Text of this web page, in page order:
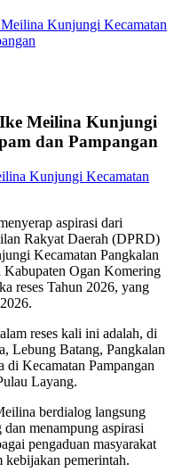
Kunjungi Kecamatan
Meilina Kunjungi
dan Pampangan
aspirasi dari
Rakyat Daerah (DPRD)
Kecamatan Pangkalan
Kabupaten Ogan Komering
reses Tahun 2026, yang
reses kali ini adalah, di
Lebung Batang, Pangkalan
di Kecamatan Pampangan
Layang.
berdialog langsung
menampung aspirasi
pengaduan masyarakat
pemerintah.